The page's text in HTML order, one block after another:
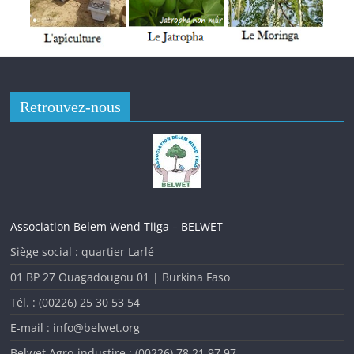
Tenue de l’Enquête nationale nutritionnelle (ENN) 2022 au
Burkina Faso
L’analyse des indicateurs de la malnutrition au Burkina Faso
au cours des dernières années montre que la situation
Retrouvez-nous
Association Belem Wend Tiiga – BELWET
Siège social : quartier Larlé
01 BP 27 Ouagadougou 01 | Burkina Faso
Tél. : (00226) 25 30 53 54
E-mail : info@belwet.org